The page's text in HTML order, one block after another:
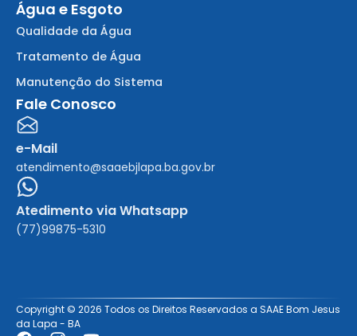
Água e Esgoto
Qualidade da Água
Tratamento de Água
Manutenção do Sistema
Fale Conosco
e-Mail
atendimento@saaebjlapa.ba.gov.br
Atedimento via Whatsapp
(77)99875-5310
Copyright © 2026 Todos os Direitos Reservados a SAAE Bom Jesus
da Lapa - BA